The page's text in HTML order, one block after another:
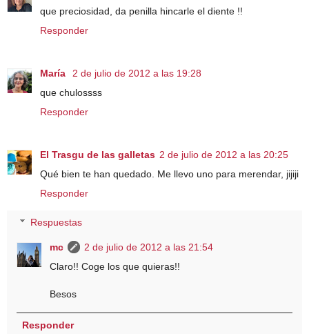
que preciosidad, da penilla hincarle el diente !!
Responder
María
2 de julio de 2012 a las 19:28
que chulossss
Responder
El Trasgu de las galletas 2 de julio de 2012 a las 20:25
Qué bien te han quedado. Me llevo uno para merendar, jijiji
Responder
Respuestas
mc
2 de julio de 2012 a las 21:54
Claro!! Coge los que quieras!!
Besos
Responder